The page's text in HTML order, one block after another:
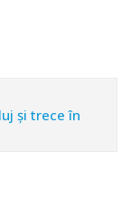
și trece în